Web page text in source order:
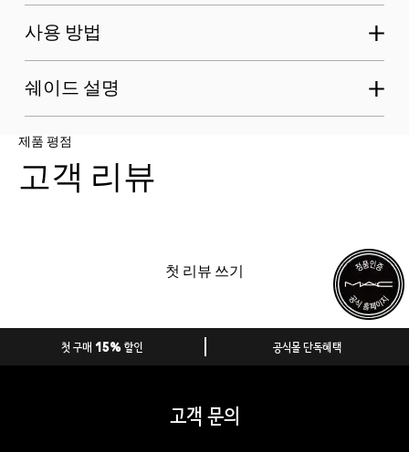
사용 방법
쉐이드 설명
제품 평점
고객 리뷰
첫 리뷰 쓰기
첫 구매 15% 할인 공식몰 단독혜택
고객 문의